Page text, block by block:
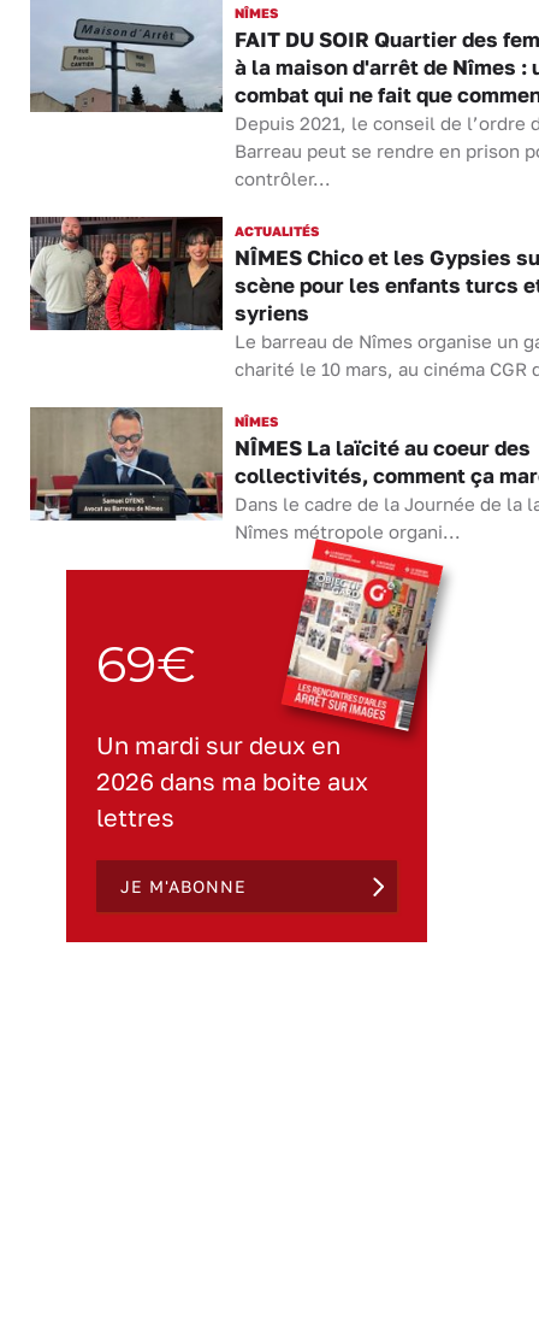
NÎMES
FAIT DU SOIR Quartier des
à la maison d'arrêt de Nîmes :
combat qui ne fait que
Depuis 2021, le conseil de l’ordre
Barreau peut se rendre en prison
contrôler...
ACTUALITÉS
NÎMES Chico et les Gypsies
scène pour les enfants turcs
syriens
Le barreau de Nîmes organise un
charité le 10 mars, au cinéma CGR
NÎMES
NÎMES La laïcité au coeur des
collectivités, comment ça
Dans le cadre de la Journée de la
Nîmes métropole organi...
69€
Un mardi sur deux en
2026 dans ma boite aux
lettres
JE M'ABONNE